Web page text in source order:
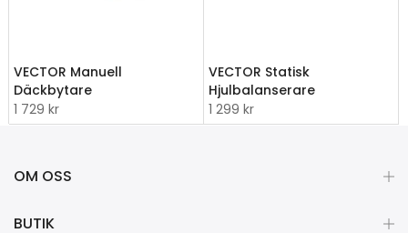
VECTOR Manuell
Däckbytare
1 729 kr
VECTOR Statisk
Hjulbalanserare
1 299 kr
OM OSS
BUTIK